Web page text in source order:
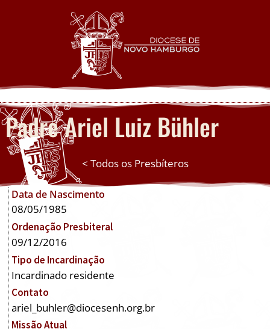
Padre Ariel Luiz Bühler
< Todos os Presbíteros
Data de Nascimento
08/05/1985
Ordenação Presbiteral
09/12/2016
Tipo de Incardinação
Incardinado residente
Contato
ariel_buhler@diocesenh.org.br
Missão Atual